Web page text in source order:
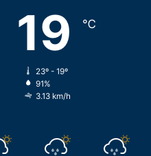
19 ℃
23º - 19º
91%
3.13 km/h